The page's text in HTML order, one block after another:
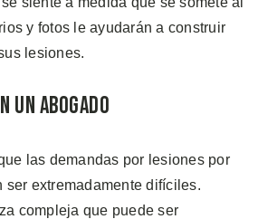
y fotos le ayudarán a construir
lesiones.
un Abogado
las demandas por lesiones por
ser extremadamente difíciles.
compleja que puede ser